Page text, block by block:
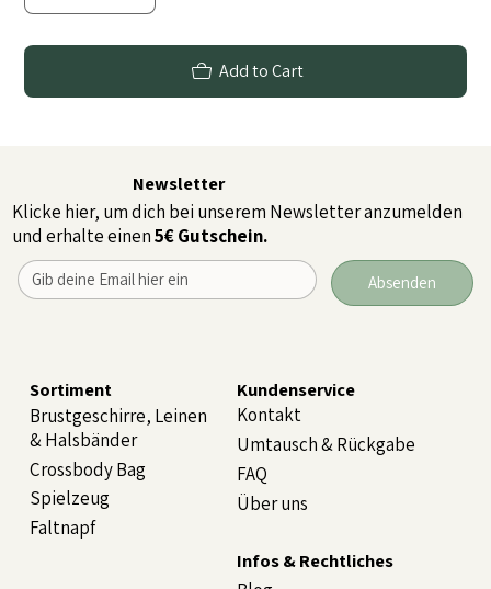
Add to Cart
Sortiment
Brustgeschirre, Leinen
& Halsbänder
Crossbody Bag
Spielzeug
Faltnapf
Kundenservice
Kontakt
Über uns
Umtausch & Rückgabe
FAQ
Newsletter
Klicke hier, um dich bei unserem Newsletter anzumelden
und erhalte einen5€ Gutschein.
Absenden
Infos & Rechtliches